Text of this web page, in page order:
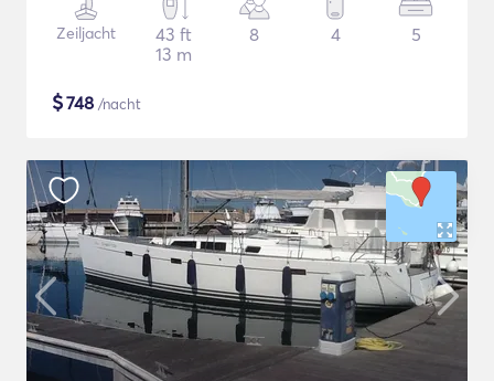
Zeiljacht
43 ft
13 m
8 4 5
$748 /nacht